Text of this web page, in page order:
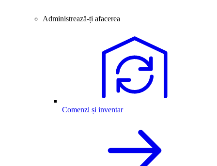
Administrează-ți afacerea
Comenzi și inventar